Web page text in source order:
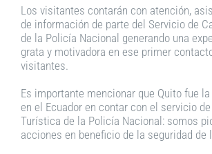
Los visitantes contarán con atención,
de información de parte del Servicio de
de la Policía Nacional generando una
grata y motivadora en ese primer
visitantes.
Es importante mencionar que Quito fue
en el Ecuador en contar con el servicio
Turística de la Policía Nacional: somos
acciones en beneficio de la seguridad de